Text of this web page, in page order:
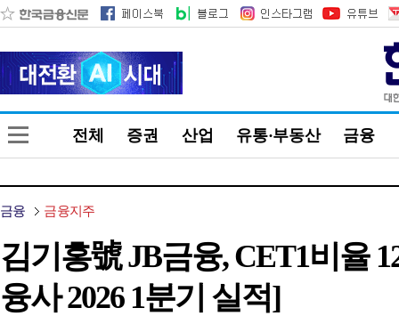
전체 증권 산업 유통·부동산 금융
금융 금융지주
김기홍號 JB금융, CET1비율
융사 2026 1분기 실적]